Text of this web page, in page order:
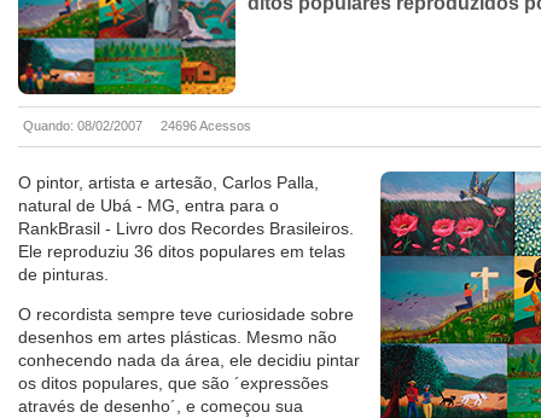
Quando: 08/02/2007 24696 Acessos
O pintor, artista e artesão, Carlos Palla,
natural de Ubá - MG, entra para o
RankBrasil - Livro dos Recordes Brasileiros.
Ele reproduziu 36 ditos populares em telas
de pinturas.
O recordista sempre teve curiosidade sobre
desenhos em artes plásticas. Mesmo não
conhecendo nada da área, ele decidiu pintar
os ditos populares, que são ´expressões
através de desenho´, e começou sua